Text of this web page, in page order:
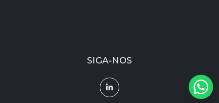
SIGA-NOS